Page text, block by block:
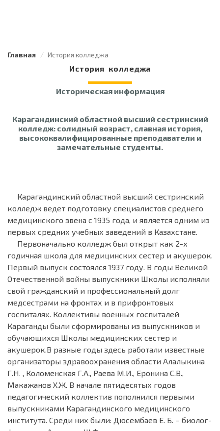
Главная История колледжа
История колледжа
Историческая информация
Карагандинский областной высший сестринский
колледж: солидный возраст, славная история,
высококвалифицированные преподаватели и
замечательные студенты.
Карагандинский областной высший сестринский
колледж ведет подготовку специалистов среднего
медицинского звена с 1935 года, и является одним из
первых средних учебных заведений в Казахстане.
Первоначально колледж был открыт как 2-х
годичная школа для медицинских сестер и акушерок.
Первый выпуск состоялся 1937 году. В годы Великой
Отечественной войны выпускники Школы исполняли
свой гражданский и профессиональный долг
медсестрами на фронтах и в прифронтовых
госпиталях. Коллективы военных госпиталей
Караганды были сформированы из выпускников и
обучающихся Школы медицинских сестер и
акушерок.В разные годы здесь работали известные
организаторы здравоохранения области Алалыкина
Г.Н. , Коломенская Г.А., Раева М.И., Еронина С.В.,
Макажанов Х.Ж. В начале пятидесятых годов
педагогический коллектив пополнился первыми
выпускниками Карагандинского медицинского
института. Среди них были: Дюсембаев Е. Б. – биолог-